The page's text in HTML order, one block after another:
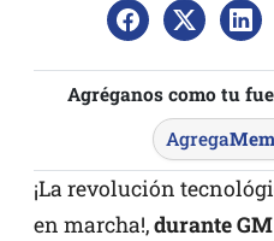
Agréganos como tu
Agrega
¡La revolución
en marcha!,durante